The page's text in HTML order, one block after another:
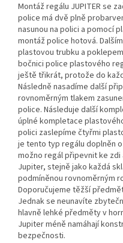
Montáž regálu JUPITER se
police má dvě plně
nasunou na polici a pomocí
montáž police hotová.
plastovou trubku a
bočnici police plastového
ještě třikrát, protože do
Následně nasadíme další
rovnoměrným tlakem
police. Následuje další
úplné kompletace
polici zaslepíme čtyřmi
je tento typ regálu doplněn
možno regál připevnit ke
Jupiter, stejně jako každá
podmíněnou rovnoměrným
Doporučujeme těžší
Jednak se neunavíte
hlavně lehké předměty v
Jupiter méně namáhají
bezpečnosti.